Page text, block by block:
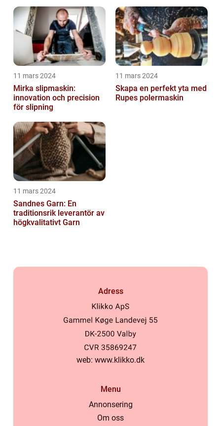
11 mars 2024
Mirka slipmaskin:
innovation och precision
för slipning
11 mars 2024
Skapa en perfekt yta med
Rupes polermaskin
11 mars 2024
Sandnes Garn: En
traditionsrik leverantör av
högkvalitativt Garn
Adress
web: www.klikko.dk
Menu
Annonsering
Om oss